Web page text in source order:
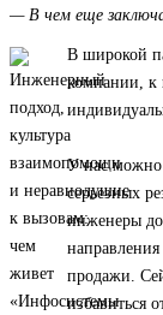
— В чем еще
В широкой
компании, к
У нас можно
серьезных
инженеры
продажи.
избавиться